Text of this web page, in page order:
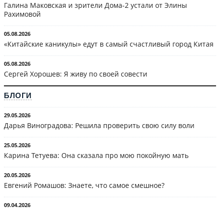
Галина Маковская и зрители Дома-2 устали от Элины
Рахимовой
05.08.2026
«Китайские каникулы» едут в самый счастливый город Китая
05.08.2026
Сергей Хорошев: Я живу по своей совести
БЛОГИ
29.05.2026
Дарья Виноградова: Решила проверить свою силу воли
25.05.2026
Карина Тетуева: Она сказала про мою покойную мать
20.05.2026
Евгений Ромашов: Знаете, что самое смешное?
09.04.2026